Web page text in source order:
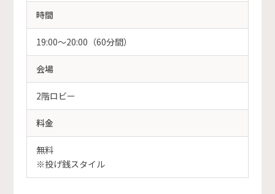
時間
19:00～20:00（60分間）
会場
2階ロビー
料金
無料
※投げ銭スタイル